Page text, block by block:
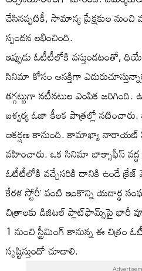
చేసినప్పటికీ, సామాన్య ప్రేక్షకుల
స్పందన లభించింది.
ఇప్పుడు ఓటీటీలోకి వస్తుండటంతో,
సినిమా కోసం ఆసక్తిగా
తగ్గట్టుగా నటీనటుల ఎంపిక
ఐశ్వర్య ఓజా కీలక పాత్రల్లో
ఆకర్షణ కానుంది. కామాఖ్యా నారాయణ్
వహించారు. ఒక సినిమా బాక్సాఫీస్ వద్ద
ఓటీటీలోకి వచ్చేసరికి దానికి ఉండే క్రేజ్
కేరళ స్టోరీ’ వంటి ఇంకొన్ని యదార్థ
చిత్రాలకు డిజిటల్ ప్లాట్‌ఫామ్స్‌పై భారీ
1 నుంచి స్ట్రీమింగ్ కానున్న ఈ చిత్రం
సృష్టిస్తుందో చూడాలి.